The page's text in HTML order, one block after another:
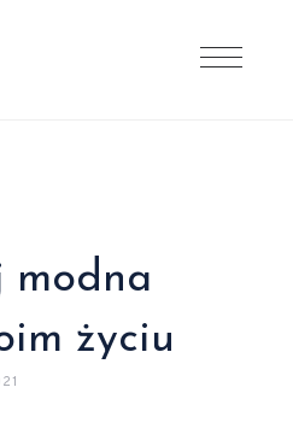
modna
życiu